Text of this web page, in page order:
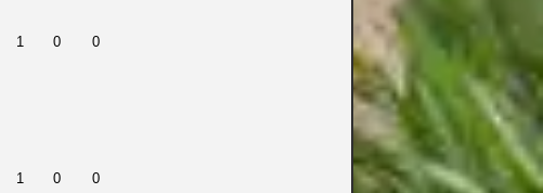
1 0 0
1 0 0